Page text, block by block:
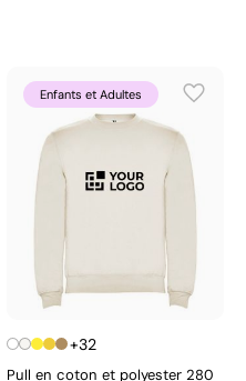
Enfants et Adultes
+32
Pull en coton et polyester 280